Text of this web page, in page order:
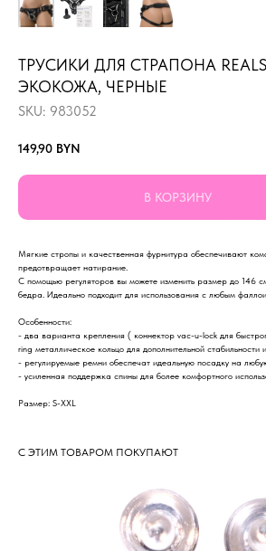
ТРУСИКИ ДЛЯ СТРАПОНА
ЭКОКОЖА, ЧЕРНЫЕ
SKU: 983052
149,90 BYN
В КОРЗИНУ
Мягкие стропы и качественная фурнитура обеспечивают
предотвращает натирание.
С помощью регуляторов вы можете изменить размер до 146
бедра. Идеально подходит для использования с любым
Особенности:
- два варианта крепления ( коннектор vac-u-lock для
ring металлическое кольцо для дополнительной стабильности
- регулируемые ремни обеспечат идеальную посадку на
- усиленная поддержка спины для более комфортного
Размер: S-XXL
С ЭТИМ ТОВАРОМ ПОКУПАЮТ